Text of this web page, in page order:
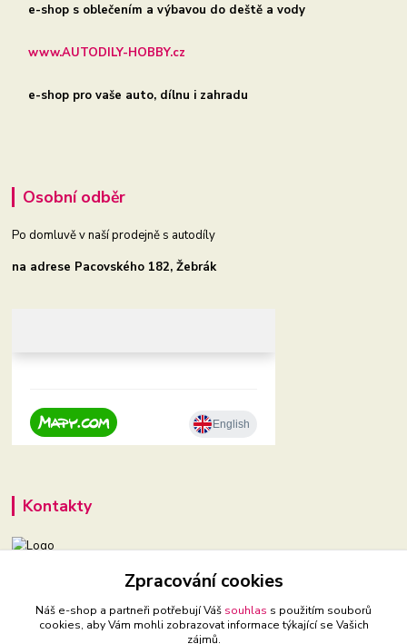
e-shop s oblečením a výbavou do deště a vody
www.AUTODILY-HOBBY.cz
e-shop pro vaše auto, dílnu i zahradu
Osobní odběr
Po domluvě v naší prodejně s autodíly
na adrese Pacovského 182, Žebrák
Kontakty
+420 604 921 321
babyveci@babyveci.cz
Zpracování cookies
Náš e-shop a partneři potřebují Váš souhlas s použitím souborů
cookies, aby Vám mohli zobrazovat informace týkající se Vašich
zájmů.